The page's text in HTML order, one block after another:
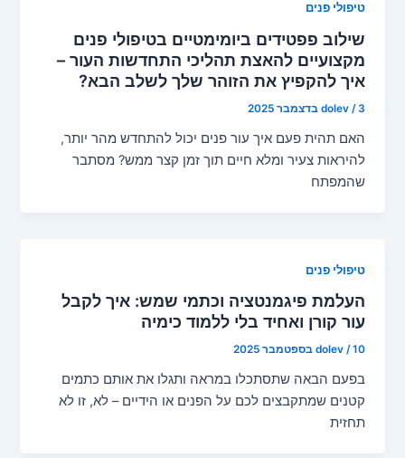
טיפולי פנים
שילוב פפטידים ביומימטיים בטיפולי פנים
מקצועיים להאצת תהליכי התחדשות העור –
איך להקפיץ את הזוהר שלך לשלב הבא?
dolev /3 בדצמבר 2025
האם תהית פעם איך עור פנים יכול להתחדש מהר יותר,
להיראות צעיר ומלא חיים תוך זמן קצר ממש? מסתבר
שהמפתח
טיפולי פנים
העלמת פיגמנטציה וכתמי שמש: איך לקבל
עור קורן ואחיד בלי ללמוד כימיה
dolev /10 בספטמבר 2025
בפעם הבאה שתסתכלו במראה ותגלו את אותם כתמים
קטנים שמתקבצים לכם על הפנים או הידיים – לא, זו לא
תחזית